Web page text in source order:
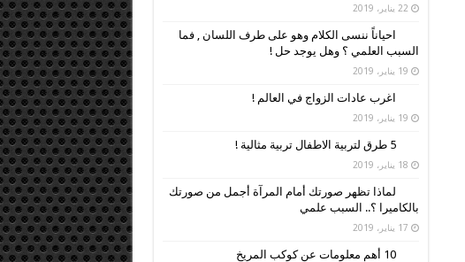
22 يناير، 2019
احياناً ننسى الكلام وهو على طرف اللسان , فما
السبب العلمي ؟ وهل يوجد حل !
19 يناير، 2019
اغرب عادات الزواج في العالم !
19 يناير، 2019
5 طرق لتربية الاطفال تربية مثالية !
18 يناير، 2019
لماذا تظهر صورتك أمام المرآة أجمل من صورتك
بالكاميرا ؟.. السبب علمي
17 يناير، 2019
10 أهم معلومات عن كوكب المريخ